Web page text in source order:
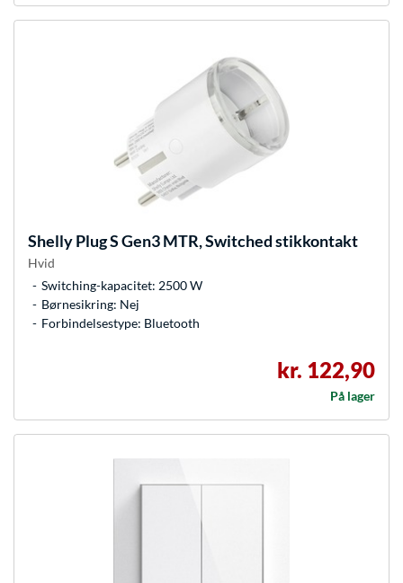
ShellyPlug S Gen3 MTR, Switched stikkontakt
Hvid
Switching-kapacitet: 2500 W
Børnesikring: Nej
Forbindelsestype: Bluetooth
kr. 122,90
På lager